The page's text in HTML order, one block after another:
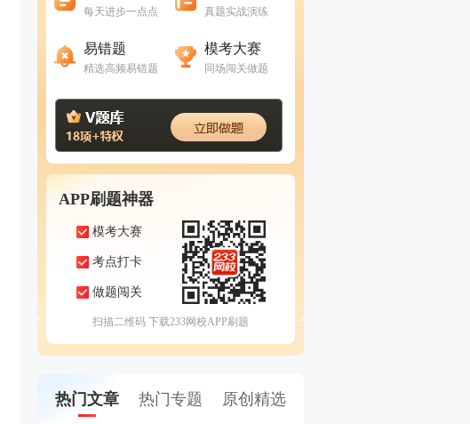
每天进步一点点 真题实战演练
易错题
精选高频易错题
模考大赛
同场闯关做题
APP刷题神器
模考大赛
考点打卡
做题闯关
扫描二维码 下载233网校APP刷题
热门文章 热门专题 原创精选